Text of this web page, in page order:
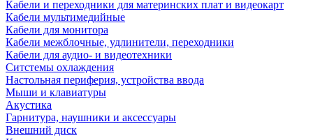
Кабели и переходники для материнских плат и видеокарт
Кабели мультимедийные
Кабели для монитора
Кабели межблочные, удлинители, переходники
Кабели для аудио- и видеотехники
Ситстемы охлаждения
Настольная периферия, устройства ввода
Мыши и клавиатуры
Акустика
Гарнитура, наушники и аксессуары
Внешний диск